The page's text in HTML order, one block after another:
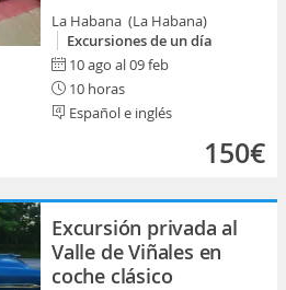
La Habana (La Habana)
Excursiones de un día
10 ago al 09 feb
10 horas
Español e inglés
150€
Excursión privada al
Valle de Viñales en
coche clásico